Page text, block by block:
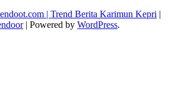
| Trend Berita Karimun Kepri
| Powered by WordPress.